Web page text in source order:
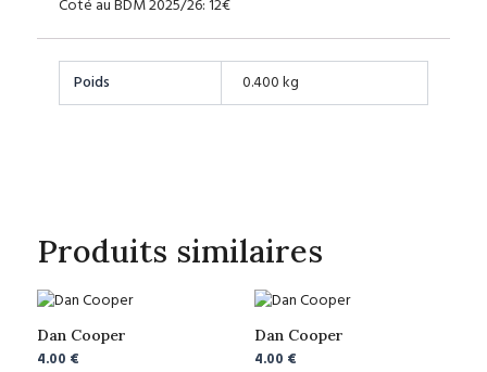
Coté au BDM 2025/26: 12€
Poids 0.400 kg
Produits similaires
Dan Cooper
4.00 €
Dan Cooper
4.00 €